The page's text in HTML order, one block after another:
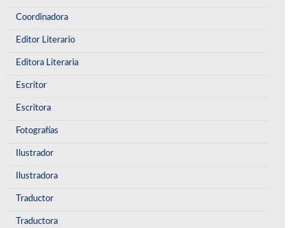
Coordinadora
Editor Literario
Editora Literaria
Escritor
Escritora
Fotografías
Ilustrador
Ilustradora
Traductor
Traductora